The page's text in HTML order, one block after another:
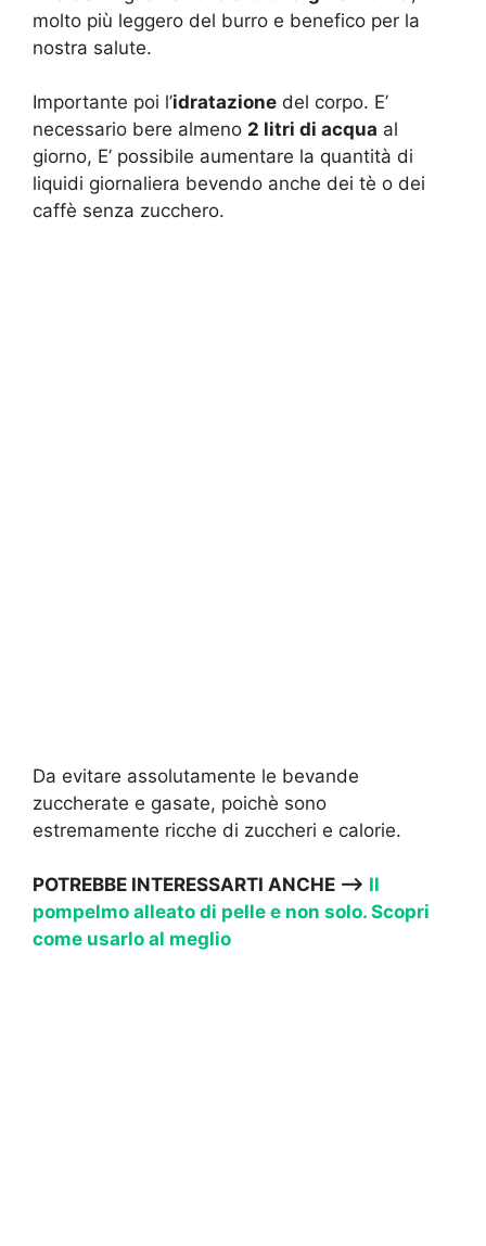
molto più leggero del burro e benefico per la
nostra salute.
Importante poi l’idratazione del corpo. E’
necessario bere almeno 2 litri di acqua al
giorno, E’ possibile aumentare la quantità di
liquidi giornaliera bevendo anche dei tè o dei
caffè senza zucchero.
Da evitare assolutamente le bevande
zuccherate e gasate, poichè sono
estremamente ricche di zuccheri e calorie.
POTREBBE INTERESSARTI ANCHE —-> Il
pompelmo alleato di pelle e non solo. Scopri
come usarlo al meglio